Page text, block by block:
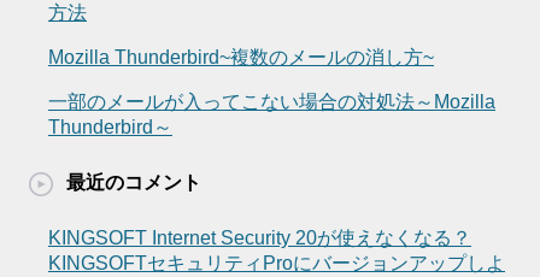
方法
Mozilla Thunderbird~複数のメールの消し方~
一部のメールが入ってこない場合の対処法～Mozilla
Thunderbird～
最近のコメント
KINGSOFT Internet Security 20が使えなくなる？
KINGSOFTセキュリティProにバージョンアップしよ